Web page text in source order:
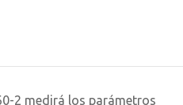
2 medirá los parámetros